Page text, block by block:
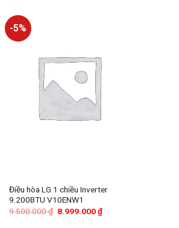
-5%
Điều hòa LG 1 chiều Inverter
9.200BTU V10ENW1
9.500.000₫ Giá
8.999.000₫Giá
hiện